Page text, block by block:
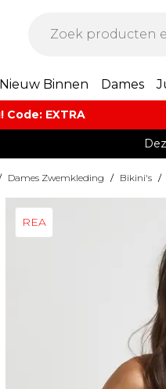
Nieuw Binnen Dames
Code: EXTRA​
Dames Zwemkleding / Bikini's /
REA